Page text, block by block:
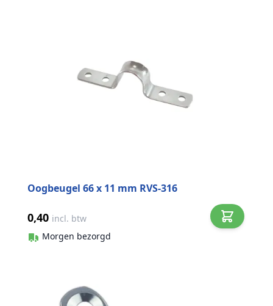
Oogbeugel 66 x 11 mm RVS-316
0,40 incl. btw
Morgen bezorgd